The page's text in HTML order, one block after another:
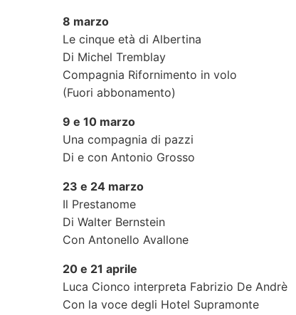
8 marzo
Le cinque età di Albertina
Di Michel Tremblay
Compagnia Rifornimento in volo
(Fuori abbonamento)
9 e 10 marzo
Una compagnia di pazzi
Di e con Antonio Grosso
23 e 24 marzo
Il Prestanome
Di Walter Bernstein
Con Antonello Avallone
20 e 21 aprile
Luca Cionco interpreta Fabrizio De Andrè
Con la voce degli Hotel Supramonte